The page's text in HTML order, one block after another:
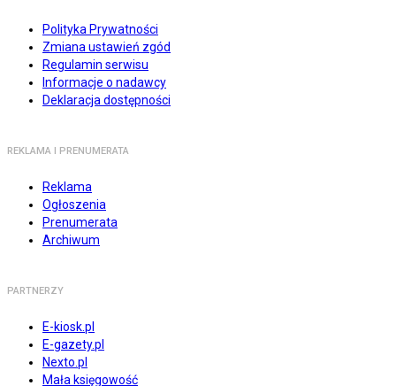
Polityka Prywatności
Zmiana ustawień zgód
Regulamin serwisu
Informacje o nadawcy
Deklaracja dostępności
REKLAMA I PRENUMERATA
Reklama
Ogłoszenia
Prenumerata
Archiwum
PARTNERZY
E-kiosk.pl
E-gazety.pl
Nexto.pl
Mała księgowość